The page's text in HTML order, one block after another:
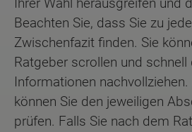
Ihrer Wahl herausgreifen und
Beachten Sie, dass Sie zu
Zwischenfazit finden. Sie
Ratgeber scrollen und
Informationen
können Sie den jeweiligen
prüfen. Falls Sie nach dem